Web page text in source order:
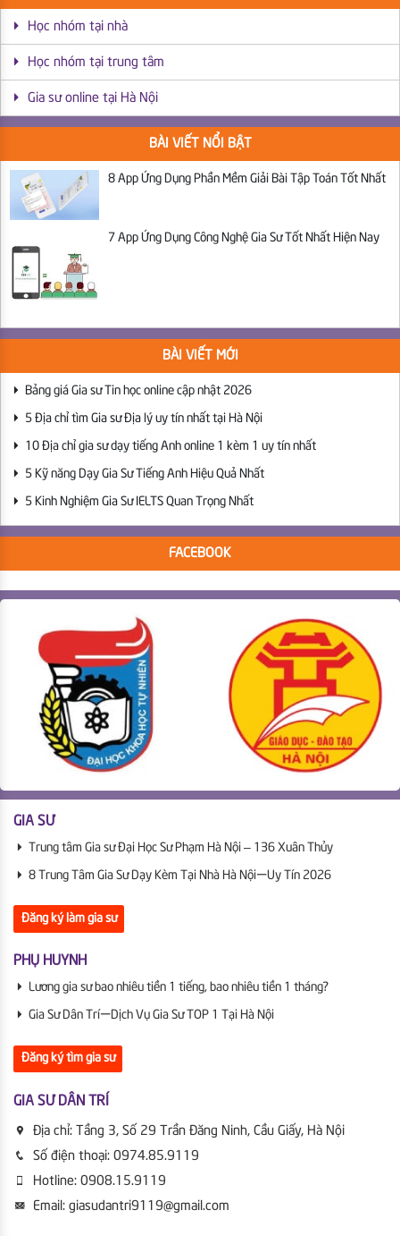
Học nhóm tại nhà
Học nhóm tại trung tâm
Gia sư online tại Hà Nội
BÀI VIẾT NỔI BẬT
8 App Ứng Dụng Phần Mềm Giải Bài Tập Toán Tốt Nhất
7 App Ứng Dụng Công Nghệ Gia Sư Tốt Nhất Hiện Nay
BÀI VIẾT MỚI
Bảng giá Gia sư Tin học online cập nhật 2026
5 Địa chỉ tìm Gia sư Địa lý uy tín nhất tại Hà Nội
10 Địa chỉ gia sư dạy tiếng Anh online 1 kèm 1 uy tín nhất
5 Kỹ năng Dạy Gia Sư Tiếng Anh Hiệu Quả Nhất
5 Kinh Nghiệm Gia Sư IELTS Quan Trọng Nhất
FACEBOOK
GIA SƯ
Trung tâm Gia sư Đại Học Sư Phạm Hà Nội – 136 Xuân Thủy
8 Trung Tâm Gia Sư Dạy Kèm Tại Nhà Hà Nội | Uy Tín 2026
Đăng ký làm gia sư
PHỤ HUYNH
Lương gia sư bao nhiêu tiền 1 tiếng, bao nhiêu tiền 1 tháng?
Gia Sư Dân Trí | Dịch Vụ Gia Sư TOP 1 Tại Hà Nội
Đăng ký tìm gia sư
GIA SƯ DÂN TRÍ
Địa chỉ: Tầng 3, Số 29 Trần Đăng Ninh, Cầu Giấy, Hà Nội
Số điện thoại: 0974.85.9119
Hotline: 0908.15.9119
Email: giasudantri9119@gmail.com